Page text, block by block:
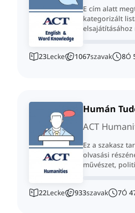
E cím alatt
kategorizált
23Lecke 1067szavak 8Ó
Humán
ACT
Ez a szakasz
olvasási
művészet,
22Lecke 933szavak 7Ó